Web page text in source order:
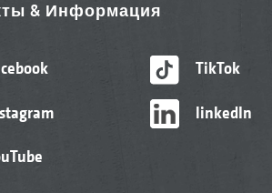
& Информация
TikTok
linkedIn